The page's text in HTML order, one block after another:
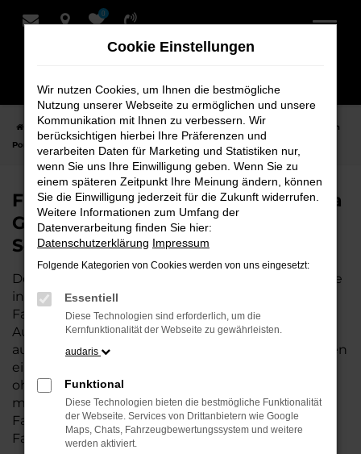
Zum
0
Startseite Achim Porsche Porsche Panamera
Finden Sie Ihren
Porsche Panamera Gebrauchtwagen für Achim bei Schmidt + Koch
Finden Sie Ihren Porsche Panamera
Gebrauchtwagen für Achim bei
Schmidt + Koch
Der Porsche Panamera ist die perfekte Wahl für alle
in Achim, die ein zuverlässiges und modernes
Fahrzeug suchen.Mit seiner erstklassigen
Ausstattung, der niedrigen Laufleistung und der
ausgezeichneten Pflege ist dieser Gebrauchtwagen
eine kostengünstige Alternative zum Neuwagen,
ohne auf Komfort und Qualität verzichten zu
müssen. Ob im Stadtverkehr oder für längere
Fahrten, der Panamera überzeugt durch
Fahrkomfort, Sicherheit und Wirtschaftlichkeit.
Cookie Einstellungen
Wir nutzen Cookies, um Ihnen die bestmögliche
Nutzung unserer Webseite zu ermöglichen und unsere
Kommunikation mit Ihnen zu verbessern. Wir
berücksichtigen hierbei Ihre Präferenzen und
verarbeiten Daten für Marketing und Statistiken nur,
wenn Sie uns Ihre Einwilligung geben. Wenn Sie zu
einem späteren Zeitpunkt Ihre Meinung ändern, können
Sie die Einwilligung jederzeit für die Zukunft widerrufen.
Weitere Informationen zum Umfang der
Datenverarbeitung finden Sie hier:
Datenschutzerklärung Impressum
Folgende Kategorien von Cookies werden von uns eingesetzt:
Essentiell
Diese Technologien sind erforderlich, um die
Kernfunktionalität der Webseite zu gewährleisten.
audaris
Funktional
Diese Technologien bieten die bestmögliche Funktionalität
der Webseite. Services von Drittanbietern wie Google
Maps, Chats, Fahrzeugbewertungssystem und weitere
werden aktiviert.